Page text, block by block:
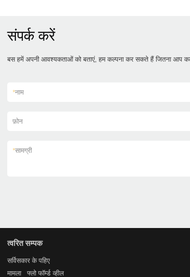
संपर्क करें
बस हमें अपनी आवश्यकताओं को बताएं, हम कल्पना कर सकते हैं जितना आप
*नाम
फ़ोन
*सामग्री
त्वरित सम्पक
सर्विसकार के पहिए
मामला
फ्लो फॉर्म्ड व्हील